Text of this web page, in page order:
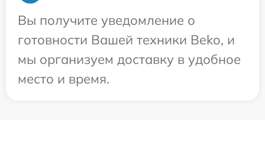
Вы получите уведомление о
готовности Вашей техники Beko, и
мы организуем доставку в удобное
место и время.